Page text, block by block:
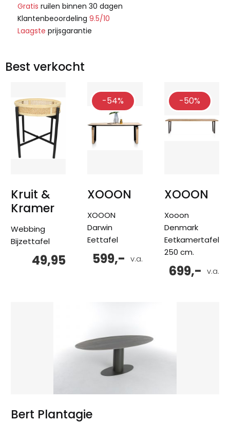
Gratis ruilen binnen 30 dagen
Klantenbeoordeling 9.5/10
Laagste prijsgarantie
Best verkocht
Kruit &
Kramer
Webbing
Bijzettafel
49,95
-54%
XOOON
XOOON
Darwin
Eettafel
v.a.
599,-
-50%
XOOON
Xooon
Denmark
Eetkamertafel
250 cm.
v.a.
699,-
Bert Plantagie